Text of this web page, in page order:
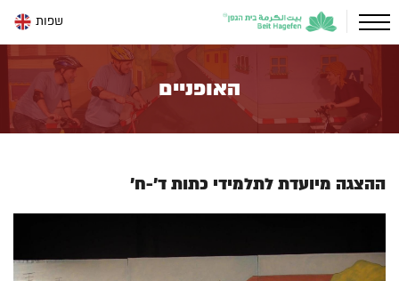
שפות
האופניים
ההצגה מיועדת לתלמידי כתות ד'-ח'